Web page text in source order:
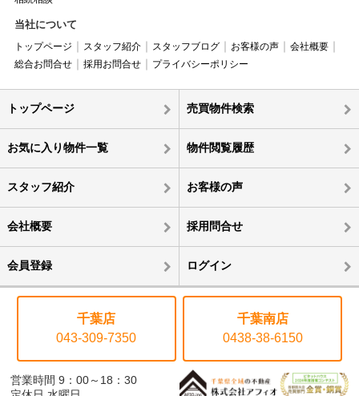
当社について
トップページ スタッフ紹介 スタッフブログ お客様の声
会社概要
総合お問合せ
採用お問合せ プライバシーポリシー
トップページ 売買物件検索
お気に入り物件一覧 物件閲覧履歴
スタッフ紹介 お客様の声
会社概要 採用問合せ
会員登録 ログイン
千葉店
043-309-7350
千葉南店
0438-38-6150
営業時間 9：00～18：30